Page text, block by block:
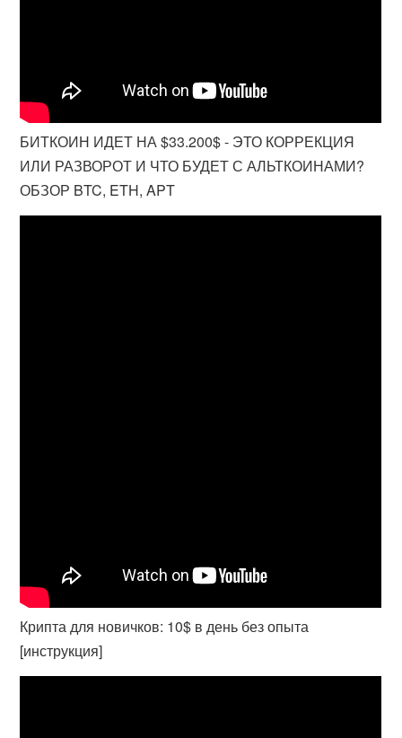
БИТКОИН ИДЕТ НА $33.200$ - ЭТО КОРРЕКЦИЯ
ИЛИ РАЗВОРОТ И ЧТО БУДЕТ С АЛЬТКОИНАМИ?
ОБЗОР BTC, ETH, APT
Крипта для новичков: 10$ в день без опыта
[инструкция]